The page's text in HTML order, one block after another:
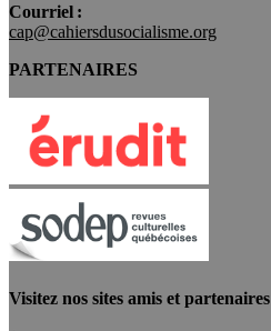
Courriel :
cap@cahiersdusocialisme.org
PARTENAIRES
Visitez nos sites amis et partenaires